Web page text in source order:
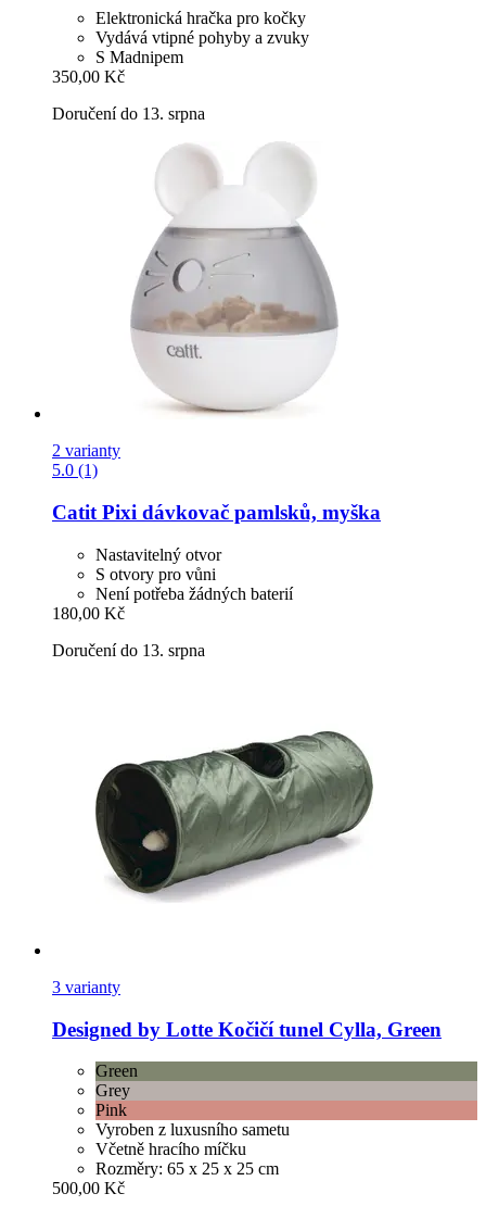
Elektronická hračka pro kočky
Vydává vtipné pohyby a zvuky
S Madnipem
350,00 Kč
Doručení do 13. srpna
2 varianty
5.0 (1)
Catit Pixi dávkovač pamlsků, myška
Nastavitelný otvor
S otvory pro vůni
Není potřeba žádných baterií
180,00 Kč
Doručení do 13. srpna
3 varianty
Designed by Lotte Kočičí tunel Cylla, Green
Green
Grey
Pink
Vyroben z luxusního sametu
Včetně hracího míčku
Rozměry: 65 x 25 x 25 cm
500,00 Kč